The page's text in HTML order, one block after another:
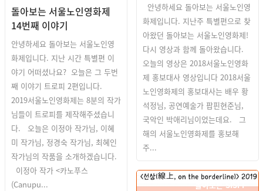
안녕하세요 돌아보는 서울노인영
화제입니다. 지난주 특별편으로 찾
아왔던 돌아보는 서울노인영화제!
다시 영상과 함께 돌아왔습니다.
오늘의 영상은 2018서울노인영화
제 홍보대사 영상입니다 2018서울
노인영화제의 홍보대사는 배우 황
석정님, 공연예술가 팝핀현준님,
국악인 박애리님이었는데요. 그
해의 서울노인영화제를 홍보해
주...
돌아보는 서울노인영화제
14번째 이야기
안녕하세요 돌아보는 서울노인영
화제입니다. 지난 시간 특별편 이
야기 어떠셨나요? 오늘은 그 두번
째 이야기 트로피 2편입니다.
2019서울노인영화제는 8분의 작가
님들이 트로피를 제작해주셨습니
다. 오늘은 이정아 작가님, 이혜
미 작가님, 정경숙 작가님, 최혜인
작가님의 작품을 소개하겠습니다.
이정아 작가 <카노푸스
(Canupu...
돌아보는 SISFF